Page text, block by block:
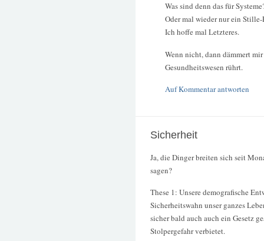
Was sind denn das für
Oder mal wieder nur ein
Ich hoffe mal Letzteres.
Wenn nicht, dann dämmert
Gesundheitswesen rührt.
Auf Kommentar antworten
Sicherheit
Ja, die Dinger breiten sich seit
sagen?
These 1: Unsere demografische
Sicherheitswahn unser ganzes
sicher bald auch auch ein Gesetz
Stolpergefahr verbietet.